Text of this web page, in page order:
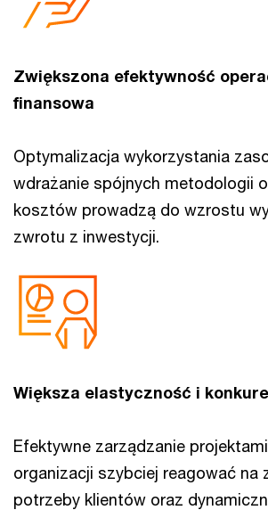
Zwiększona efektywność
finansowa
Optymalizacja wykorzystania
wdrażanie spójnych metodologii
kosztów prowadzą do wzrostu
zwrotu z inwestycji.
Większa elastyczność i
Efektywne zarządzanie
organizacji szybciej reagować na
potrzeby klientów oraz